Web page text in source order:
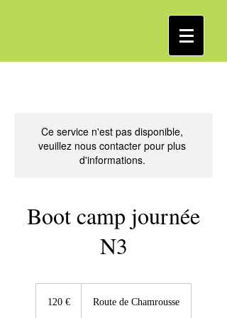
Ce service n'est pas disponible,
veuillez nous contacter pour plus
d'informations.
Boot camp journée
N3
120 € Route de Chamrousse